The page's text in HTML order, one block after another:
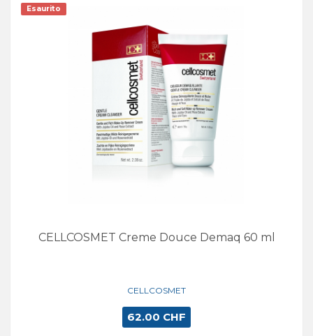
Esaurito
CELLCOSMET Creme Douce Demaq 60 ml
CELLCOSMET
62.00 CHF